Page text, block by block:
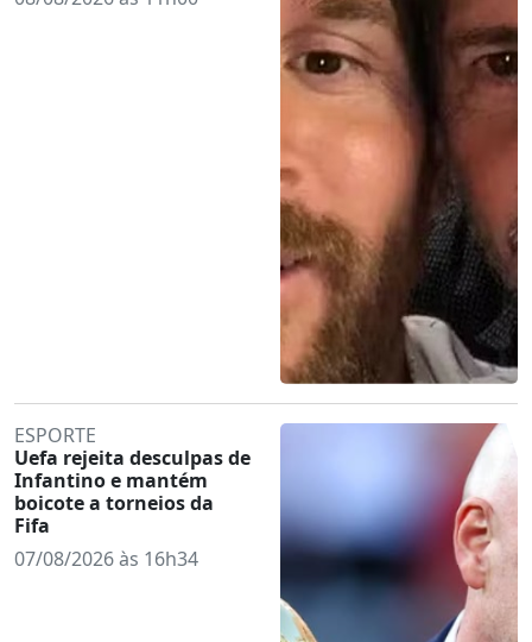
ESPORTE
Uefa rejeita desculpas de
Infantino e mantém
boicote a torneios da
Fifa
07/08/2026 às 16h34